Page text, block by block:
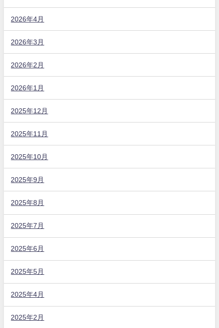
2026年4月
2026年3月
2026年2月
2026年1月
2025年12月
2025年11月
2025年10月
2025年9月
2025年8月
2025年7月
2025年6月
2025年5月
2025年4月
2025年2月